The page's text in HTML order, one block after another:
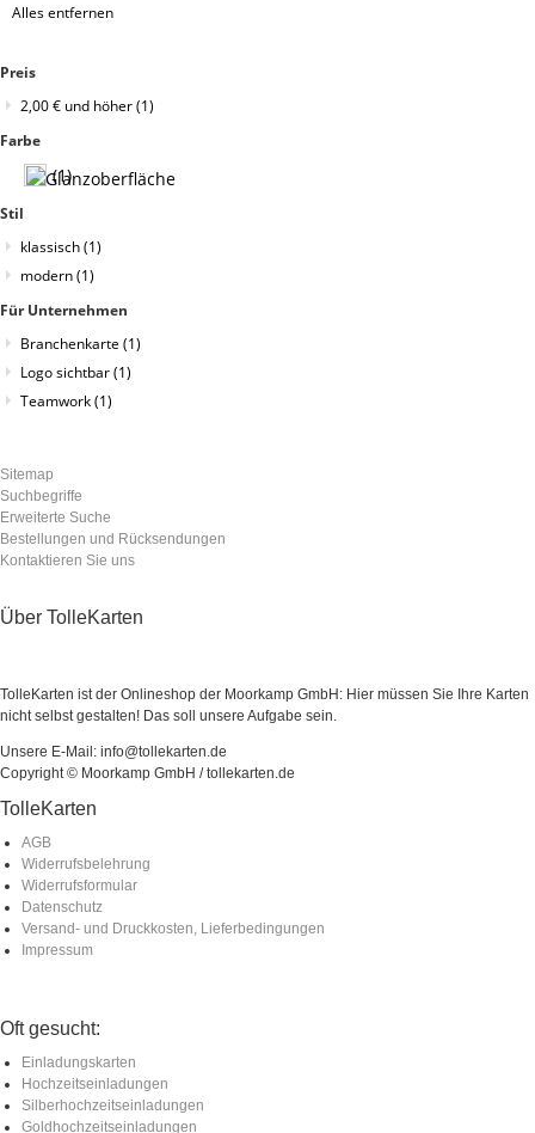
entfernen
Alles entfernen
Preis
2,00 € und höher(1)
Farbe
(1)
Stil
klassisch(1)
modern(1)
Für Unternehmen
Branchenkarte (1)
Logo sichtbar(1)
Teamwork(1)
Sitemap
Suchbegriffe
Erweiterte Suche
Bestellungen und Rücksendungen
Kontaktieren Sie uns
Über TolleKarten
TolleKarten ist der Onlineshop der Moorkamp GmbH: Hier müssen Sie Ihre Karten
nicht selbst gestalten! Das soll unsere Aufgabe sein.
Unsere E-Mail: info@tollekarten.de
Copyright © Moorkamp GmbH / tollekarten.de
TolleKarten
AGB
Widerrufsbelehrung
Widerrufsformular
Datenschutz
Versand- und Druckkosten, Lieferbedingungen
Impressum
Oft gesucht:
Einladungskarten
Hochzeitseinladungen
Silberhochzeitseinladungen
Goldhochzeitseinladungen